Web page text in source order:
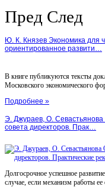
Пред След
Ю. К. Князев Экономика для
ориентированное развити…
В книге публикуются тексты
Московского экономического
Подробнее »
Э. Джураев, О.
совета директоров. Прак…
Долгосрочное успешное
случае, если механизм работы ее